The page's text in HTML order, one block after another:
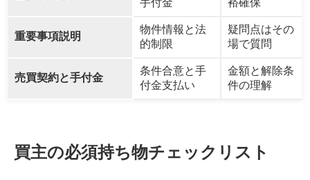
手付金
裕確保
重要事項説明
物件情報と法
的制限
疑問点はその
場で質問
売買契約と手付金
条件合意と手
付金支払い
金額と解除条
件の理解
買主の必須持ち物チェックリスト